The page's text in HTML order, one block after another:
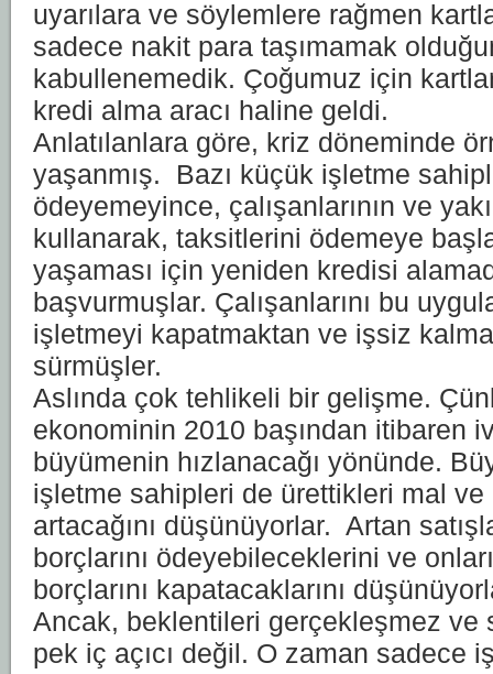
uyarılara ve söylemlere rağmen
sadece nakit para taşımamak
kabullenemedik. Çoğumuz için
kredi alma aracı haline geldi.
Anlatılanlara göre, kriz döneminde
yaşanmış. Bazı küçük işletme
ödeyemeyince, çalışanlarının ve
kullanarak, taksitlerini ödemeye
yaşaması için yeniden kredisi
başvurmuşlar. Çalışanlarını bu
işletmeyi kapatmaktan ve işsiz
sürmüşler.
Aslında çok tehlikeli bir gelişme.
ekonominin 2010 başından itibaren
büyümenin hızlanacağı yönünde.
işletme sahipleri de ürettikleri mal ve
artacağını düşünüyorlar. Artan
borçlarını ödeyebileceklerini ve
borçlarını kapatacaklarını
Ancak, beklentileri gerçekleşmez ve
pek iç açıcı değil. O zaman sadece